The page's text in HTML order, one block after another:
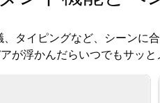
タイピングなど、シーンに
が浮かんだらいつでもサッと